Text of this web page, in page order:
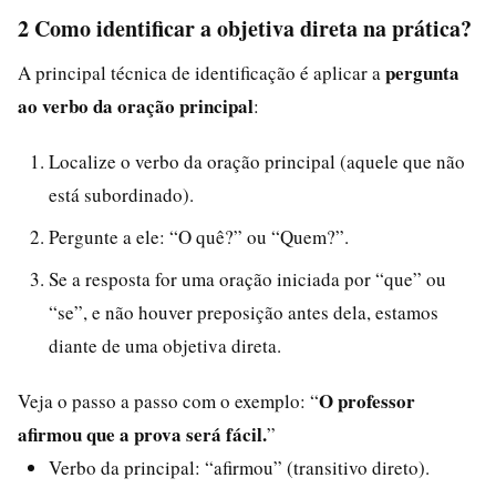
2 Como identificar a objetiva direta na prática?
A principal técnica de identificação é aplicar a pergunta
ao verbo da oração principal:
Localize o verbo da oração principal (aquele que não
está subordinado).
Pergunte a ele: “O quê?” ou “Quem?”.
Se a resposta for uma oração iniciada por “que” ou
“se”, e não houver preposição antes dela, estamos
diante de uma objetiva direta.
Veja o passo a passo com o exemplo: “O professor
afirmou que a prova será fácil.”
Verbo da principal: “afirmou” (transitivo direto).